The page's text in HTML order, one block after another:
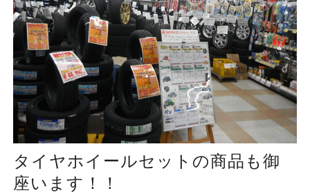
タイヤホイールセットの商品も御
座います！！